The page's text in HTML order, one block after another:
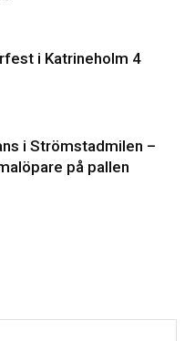
i Katrineholm 4
i Strömstadmilen –
på pallen